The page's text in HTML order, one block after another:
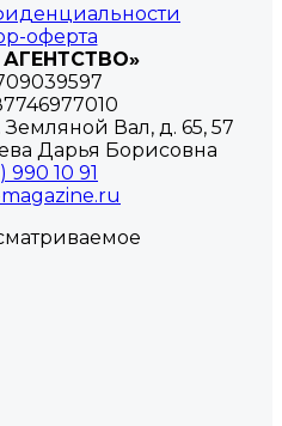
оферта
Земляной Вал, д. 65, 57
Дарья Борисовна
990 10 91